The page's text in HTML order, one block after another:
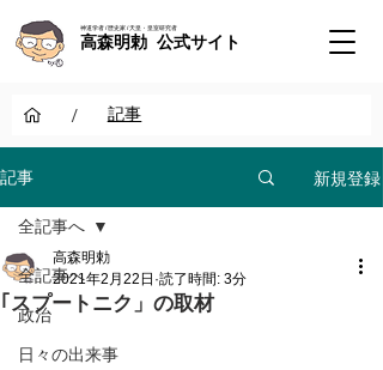
神道学者 / 歴史家 / 天皇・皇室研究者
高森明勅 公式サイト
/ 記事
記事 新規登録
全記事へ
政治
日々の出来事
全記事へ
｢スプートニク」の取材
高森明勅
2021年2月22日 読了時間: 3分